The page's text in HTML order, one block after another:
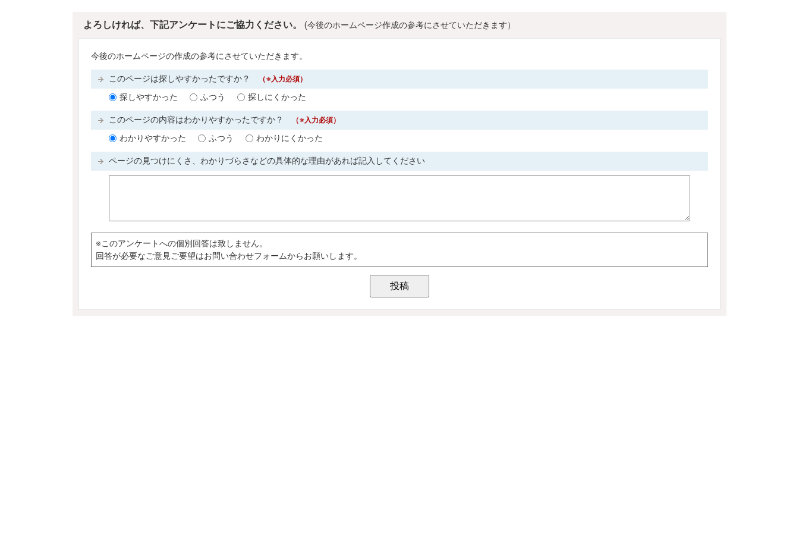
よろしければ、下記アンケートにご協力ください。 (今後のホームページ作成の参考にさせていただきます）
今後のホームページの作成の参考にさせていただきます。
このページは探しやすかったですか？ （※入力必須）
探しやすかった ふつう 探しにくかった
このページの内容はわかりやすかったですか？ （※入力必須）
わかりやすかった ふつう わかりにくかった
ページの見つけにくさ、わかりづらさなどの具体的な理由があれば記入してください
※このアンケートへの個別回答は致しません。
回答が必要なご意見ご要望はお問い合わせフォームからお願いします。